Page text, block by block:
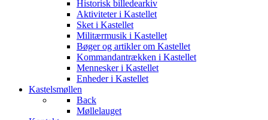
Historisk billedearkiv
Aktiviteter i Kastellet
Sket i Kastellet
Militærmusik i Kastellet
Bøger og artikler om Kastellet
Kommandantrækken i Kastellet
Mennesker i Kastellet
Enheder i Kastellet
Kastelsmøllen
Back
Møllelauget